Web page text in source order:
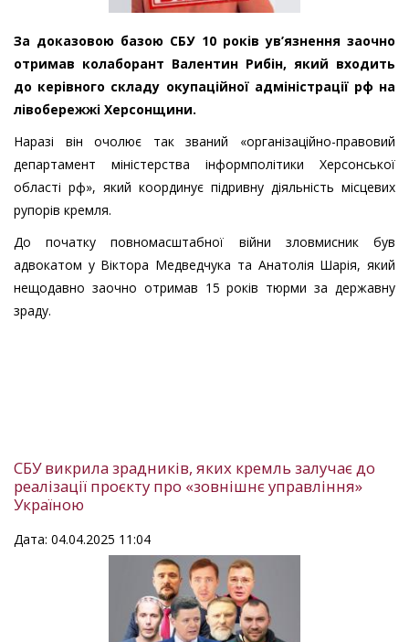
За доказовою базою СБУ 10 років ув’язнення заочно
отримав колаборант Валентин Рибін, який входить
до керівного складу окупаційної адміністрації рф на
лівобережжі Херсонщини.
Наразі він очолює так званий «організаційно-правовий
департамент міністерства інформполітики Херсонської
області рф», який координує підривну діяльність місцевих
рупорів кремля.
До початку повномасштабної війни зловмисник був
адвокатом у Віктора Медведчука та Анатолія Шарія, який
нещодавно заочно отримав 15 років тюрми за державну
зраду.
СБУ викрила зрадників, яких кремль залучає до
реалізації проєкту про «зовнішнє управління»
Україною
Дата: 04.04.2025 11:04